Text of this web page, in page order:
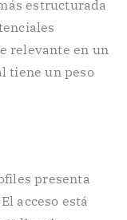
estructurada
relevante en un
tiene un peso
presenta
acceso está